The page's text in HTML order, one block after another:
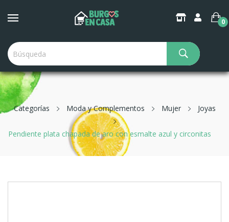
0
Categorías Moda y Complementos Mujer Joyas
Pendiente plata chapada de aro con esmalte azul y circonitas